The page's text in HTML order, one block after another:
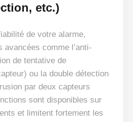
etc.)
de votre alarme,
avancées comme l’anti-
de tentative de
ou la double détection
par deux capteurs
sont disponibles sur
et limitent fortement les